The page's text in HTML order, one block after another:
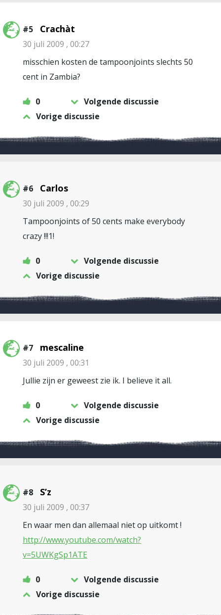
#5 Crachàt
30 juli 2009 , 00:27
misschien kosten de tampoonjoints slechts 50
cent in Zambia?
0
Volgende discussie
Vorige discussie
#6 Carlos
30 juli 2009 , 00:29
Tampoonjoints of 50 cents make everybody
crazy !!!1!
0
Volgende discussie
Vorige discussie
#7 mescaline
30 juli 2009 , 00:31
Jullie zijn er geweest zie ik. I believe it all.
0
Volgende discussie
Vorige discussie
#8 S’z
30 juli 2009 , 00:37
En waar men dan allemaal niet op uitkomt !
http://www.youtube.com/watch?
v=5UWKgSp1ATE
0
Volgende discussie
Vorige discussie